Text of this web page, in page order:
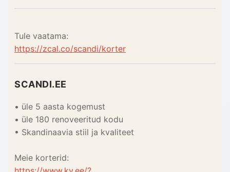
Tule vaatama:
https://zcal.co/scandi/korter
SCANDI.EE
• üle 5 aasta kogemust
• üle 180 renoveeritud kodu
• Skandinaavia stiil ja kvaliteet
Meie korterid: